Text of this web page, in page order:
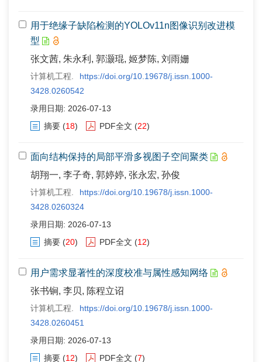
用于绝缘子缺陷检测的YOLOv11n图像识别改进模
型
张文茜, 朱永利, 郭灏琨, 姬梦陈, 刘雨姗
计算机工程.
https://doi.org/10.19678/j.issn.1000-
3428.0260542
录用日期: 2026-07-13
摘要 (18) PDF全文 (22)
面向结构保持的局部平滑多视图子空间聚类
胡翔一, 李子奇, 郭婷婷, 张永宏, 孙俊
计算机工程.
https://doi.org/10.19678/j.issn.1000-
3428.0260324
录用日期: 2026-07-13
摘要 (20) PDF全文 (12)
用户需求显著性的深度校准与属性感知网络
张书锏, 李贝, 陈程立诏
计算机工程.
https://doi.org/10.19678/j.issn.1000-
3428.0260451
录用日期: 2026-07-13
摘要 (12) PDF全文 (7)